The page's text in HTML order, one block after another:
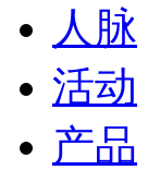
人脉
活动
产品